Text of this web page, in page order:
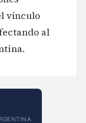
vínculo
al